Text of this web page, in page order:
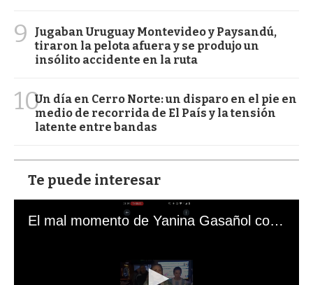
9
Jugaban Uruguay Montevideo y Paysandú,
tiraron la pelota afuera y se produjo un
insólito accidente en la ruta
10Un día en Cerro Norte: un disparo en el pie en
medio de recorrida de El País y la tensión
latente entre bandas
Te puede interesar
El mal momento de Yanina Gasañol con un hincha argentino en "Subrayado"